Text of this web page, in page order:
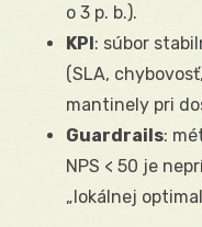
o 3 p. b.).
KPI: súbor
(SLA,
mantinely pri
Guardrails:
NPS < 50 je
„lokálnej